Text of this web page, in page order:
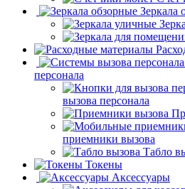
Зеркала
персонала
вызова персонала
приемники вызова
Табло
Токены
Аксессуары